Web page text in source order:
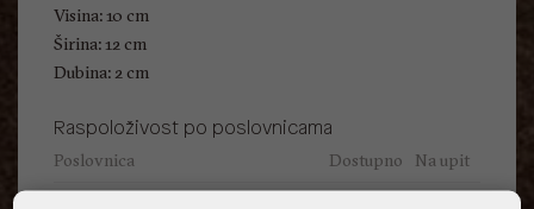
Visina: 10 cm
Širina: 12 cm
Dubina: 2 cm
Raspoloživost po poslovnicama
Poslovnica Dostupno Na upit